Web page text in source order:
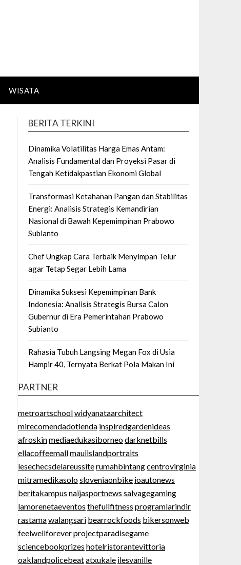
WISATA
BERITA TERKINI
Dinamika Volatilitas Harga Emas Antam:
Analisis Fundamental dan Proyeksi Pasar di
Tengah Ketidakpastian Ekonomi Global
Transformasi Ketahanan Pangan dan Stabilitas
Energi: Analisis Strategis Kemandirian
Nasional di Bawah Kepemimpinan Prabowo
Subianto
Chef Ungkap Cara Terbaik Menyimpan Telur
agar Tetap Segar Lebih Lama
Dinamika Suksesi Kepemimpinan Bank
Indonesia: Analisis Strategis Bursa Calon
Gubernur di Era Pemerintahan Prabowo
Subianto
Rahasia Tubuh Langsing Megan Fox di Usia
Hampir 40, Ternyata Berkat Pola Makan Ini
PARTNER
metroartschoolwidyanataarchitect
mirecomendadotienda inspiredgardenideas
afroskinmediaedukasiborneodarknetbills
ellacoffeemallmauiislandportraits
lesechecsdelareussiterumahbintangcentrovirginia
mitramedikasolosloveniaonbike ioautonews
beritakampus naijasportnews salvagegaming
lamorenetaeventos thefullfitness programlarindir
rastamawalangsari bearrockfoods bikersonweb
feelwellforeverprojectparadisegame
sciencebookprizes hotelristorantevittoria
oaklandpolicebeatatxukale ilesvanille